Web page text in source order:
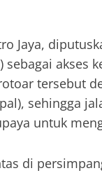
Jaya,
akses
tersebut
sehingga
untuk
di